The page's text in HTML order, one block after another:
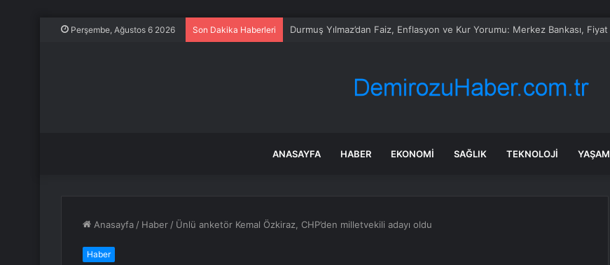
Perşembe, Ağustos 6 2026 Son Dakika Haberleri Dünyanın en pahalı oteli: Geceliği tam 4,7 milyon lira
ANASAYFA HABER EKONOMI SAĞLIK TEKNOLOJI YAŞAM
Anasayfa / Haber / Ünlü anketör Kemal Özkiraz, CHP’den milletvekili adayı oldu
Haber